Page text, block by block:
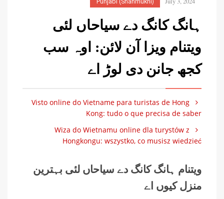
ہانگ کانگ دے سیاحاں لئی
ویتنام ویزا آن لائن: اوہ سب
کجھ جانن دی لوڑ اے
Visto online do Vietname para turistas de Hong
Kong: tudo o que precisa de saber
Wiza do Wietnamu online dla turystów z
Hongkongu: wszystko, co musisz wiedzieć
ویتنام ہانگ کانگ دے سیاحاں لئی بہترین
منزل کیوں اے